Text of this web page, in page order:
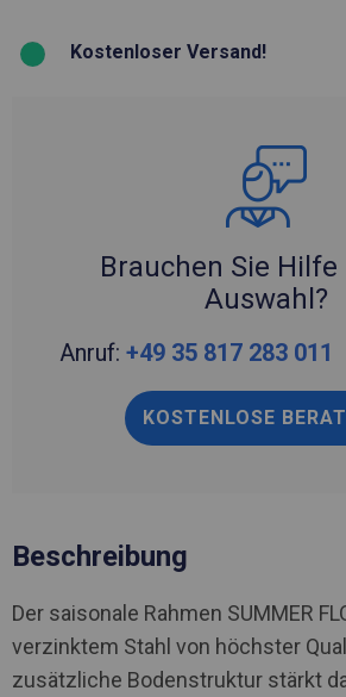
Kostenloser Versand!
Brauchen Sie Hilfe
Auswahl?
Anruf: +49 35 817 283 011
KOSTENLOSE
Beschreibung
Der saisonale Rahmen SUMMER
verzinktem Stahl von höchster
zusätzliche Bodenstruktur stärkt